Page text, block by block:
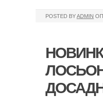
POSTED BYADMIN